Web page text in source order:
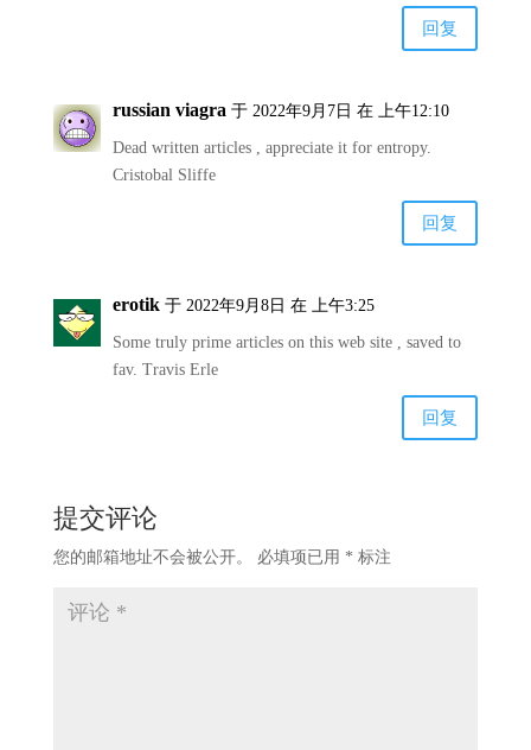
回复
russian viagra 于 2022年9月7日 在 上午12:10
Dead written articles , appreciate it for entropy.
Cristobal Sliffe
回复
erotik 于 2022年9月8日 在 上午3:25
Some truly prime articles on this web site , saved to
fav. Travis Erle
回复
提交评论
您的邮箱地址不会被公开。 必填项已用 * 标注